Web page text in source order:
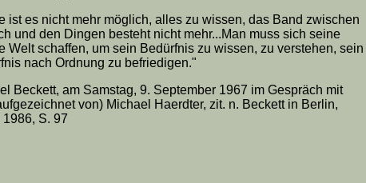
ist es nicht mehr möglich, alles zu wissen, das Band zwischen
und den Dingen besteht nicht mehr...Man muss sich seine
Welt schaffen, um sein Bedürfnis zu wissen, zu verstehen, sein
nach Ordnung zu befriedigen."
Beckett, am Samstag, 9. September 1967 im Gespräch mit
von) Michael Haerdter, zit. n. Beckett in Berlin,
1986, S. 97